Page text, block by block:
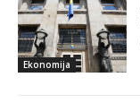
Ekonomija